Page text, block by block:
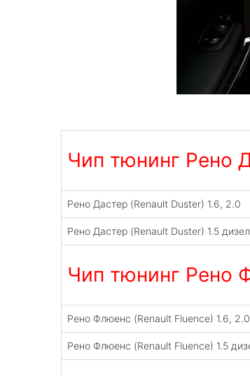
Чип тюнинг Рено
Рено Дастер (Renault Duster) 1.6, 2.0
Рено Дастер (Renault Duster) 1.5
Чип тюнинг Рено
Рено Флюенс (Renault Fluence) 1.6, 2.0
Рено Флюенс (Renault Fluence) 1.5